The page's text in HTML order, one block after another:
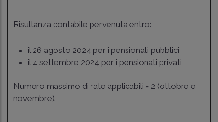
Risultanza contabile pervenuta entro:
il 26 agosto 2024 per i pensionati pubblici
il 4 settembre 2024 per i pensionati privati
Numero massimo di rate applicabili = 2 (ottobre e
novembre).